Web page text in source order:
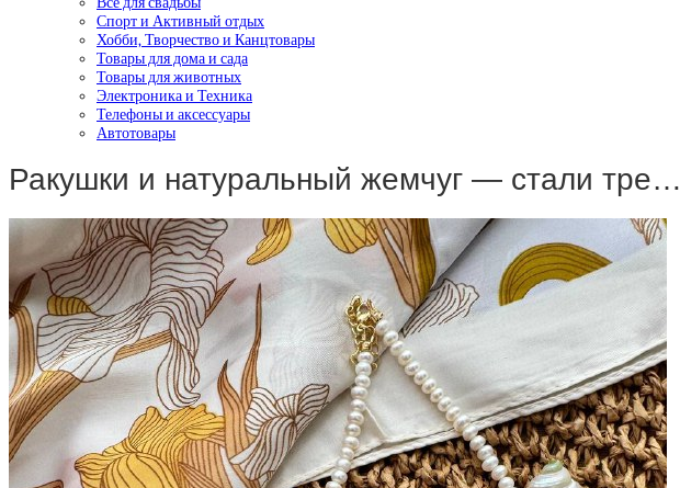
Спорт и Активный отдых
Хобби, Творчество и Канцтовары
Товары для дома и сада
Товары для животных
Электроника и Техника
Телефоны и аксессуары
Автотовары
Ракушки и натуральный жемчуг — стали тре…